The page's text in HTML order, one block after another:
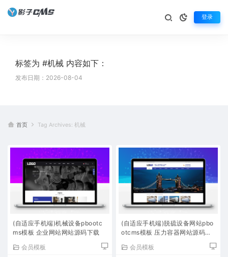
登录
标签为 #机械 内容如下：
发布日期：2026-08-04
首页 Tag Archives: 机械
(自适应手机端)机械设备pbootc
ms模板 企业网站网站源码下载
会员模板
(自适应手机端)脱硫设备网站pbo
otcms模板 压力容器网站源码下
会员模板